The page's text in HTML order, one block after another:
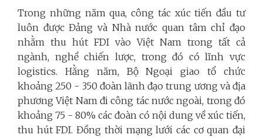
Trong những năm qua, công tác xúc tiến đầu tư
luôn được Đảng và Nhà nước quan tâm chỉ đạo
nhằm thu hút FDI vào Việt Nam trong tất cả
ngành, nghề chiến lược, trong đó có lĩnh vực
logistics. Hằng năm, Bộ Ngoại giao tổ chức
khoảng 250 - 350 đoàn lãnh đạo trung ương và địa
phương Việt Nam đi công tác nước ngoài, trong đó
khoảng 75 - 80% các đoàn có nội dung về xúc tiến,
thu hút FDI. Đồng thời mạng lưới các cơ quan đại